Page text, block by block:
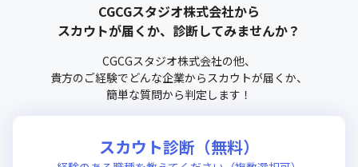
CGCGスタジオ株式会社から
スカウトが届くか、診断してみませんか？
CGCGスタジオ株式会社の他、
貴方のご経験でどんな企業からスカウトが届くか、
簡単な質問から判定します！
スカウト診断（無料）